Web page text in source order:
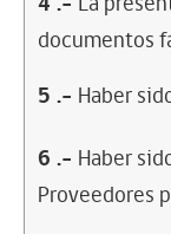
documentos
5 .- Haber
6 .- Haber
Proveedores